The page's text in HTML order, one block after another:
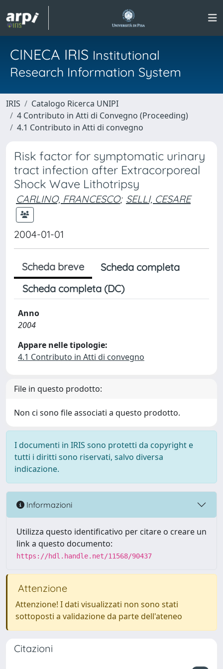
CINECA IRIS Institutional
Research Information System
IRIS
Catalogo Ricerca UNIPI
4 Contributo in Atti di Convegno (Proceeding)
4.1 Contributo in Atti di convegno
Risk factor for symptomatic urinary
tract infection after Extracorporeal
Shock Wave Lithotripsy
CARLINO, FRANCESCO; SELLI, CESARE
2004-01-01
Scheda breve
Scheda completa
Scheda completa (DC)
Anno
2004
Appare nelle tipologie:
4.1 Contributo in Atti di convegno
File in questo prodotto:
Non ci sono file associati a questo prodotto.
I documenti in IRIS sono protetti da copyright e
tutti i diritti sono riservati, salvo diversa
indicazione.
Informazioni
Utilizza questo identificativo per citare o creare un
link a questo documento:
https://hdl.handle.net/11568/90437
Attenzione
Attenzione! I dati visualizzati non sono stati
sottoposti a validazione da parte dell'ateneo
Citazioni